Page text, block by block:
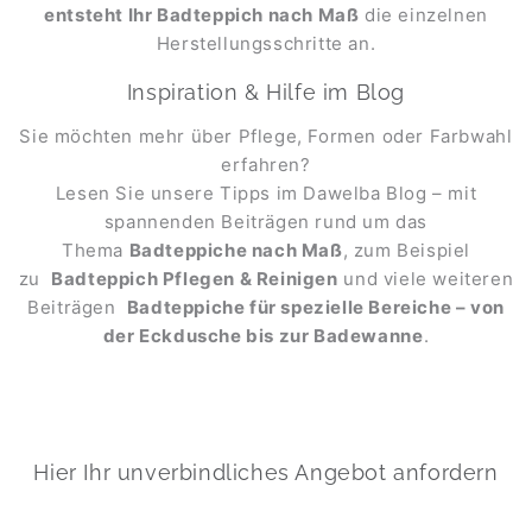
entsteht Ihr Badteppich nach Maß die einzelnen
Herstellungsschritte an.
Inspiration & Hilfe im Blog
Sie möchten mehr über Pflege, Formen oder Farbwahl
erfahren?
Lesen Sie unsere Tipps im Dawelba Blog – mit
spannenden Beiträgen rund um das
Thema Badteppiche nach Maß, zum Beispiel
zu Badteppich Pflegen & Reinigen und viele weiteren
Beiträgen Badteppiche für spezielle Bereiche – von
der Eckdusche bis zur Badewanne.
Hier Ihr unverbindliches Angebot anfordern